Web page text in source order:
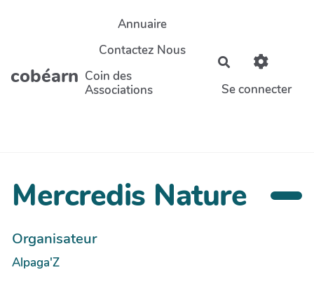
Aller au contenu principal
cobéarn
Annuaire
Contactez Nous
Coin des
Associations
Rechercher
Se connecter
Mercredis Nature
Organisateur
Alpaga'Z